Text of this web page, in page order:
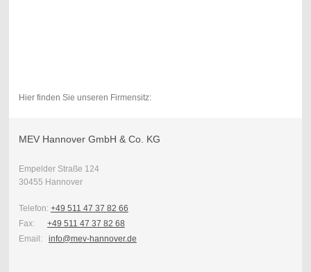
Hier finden Sie unseren Firmensitz:
MEV Hannover GmbH & Co. KG
Empelder Straße 124
30455 Hannover
Telefon: +49 511 47 37 82 66
Fax: +49 511 47 37 82 68
Email:
info@mev-hannover.de